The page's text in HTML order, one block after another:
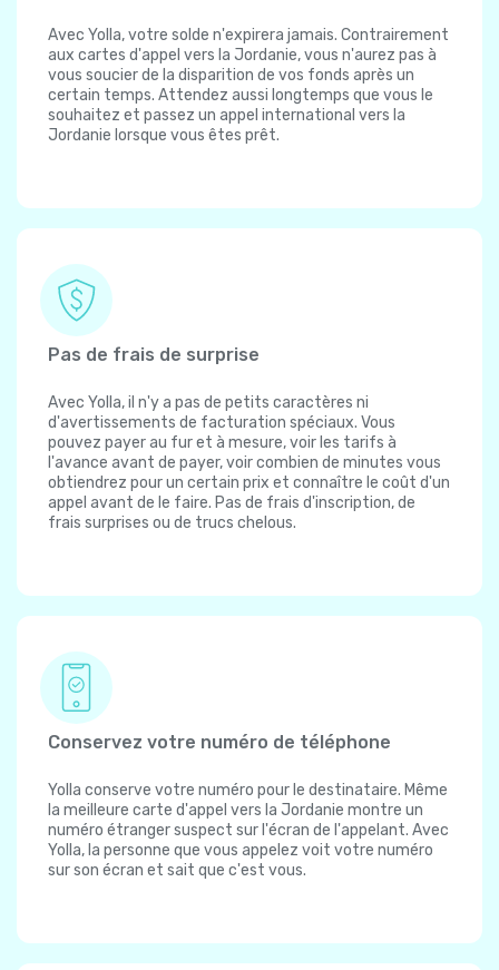
Avec Yolla, votre solde n'expirera jamais. Contrairement
aux cartes d'appel vers la Jordanie, vous n'aurez pas à
vous soucier de la disparition de vos fonds après un
certain temps. Attendez aussi longtemps que vous le
souhaitez et passez un appel international vers la
Jordanie lorsque vous êtes prêt.
Pas de frais de surprise
Avec Yolla, il n'y a pas de petits caractères ni
d'avertissements de facturation spéciaux. Vous
pouvez payer au fur et à mesure, voir les tarifs à
l'avance avant de payer, voir combien de minutes vous
obtiendrez pour un certain prix et connaître le coût d'un
appel avant de le faire. Pas de frais d'inscription, de
frais surprises ou de trucs chelous.
Conservez votre numéro de téléphone
Yolla conserve votre numéro pour le destinataire. Même
la meilleure carte d'appel vers la Jordanie montre un
numéro étranger suspect sur l'écran de l'appelant. Avec
Yolla, la personne que vous appelez voit votre numéro
sur son écran et sait que c'est vous.